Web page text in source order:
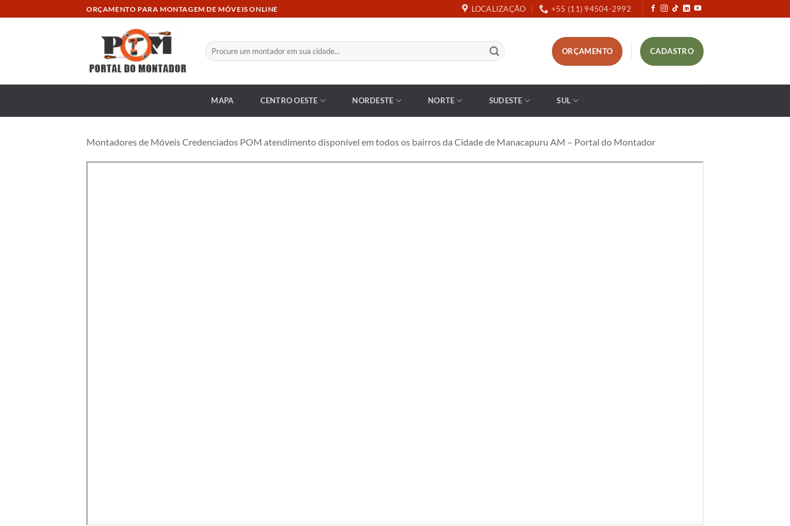
to
ORÇAMENTO PARA MONTAGEM DE MÓVEIS ONLINE LOCALIZAÇÃO +55 (11) 94504-2992
Pesquisar
por:
ORÇAMENTO CADASTRO
MAPA CENTRO OESTE NORDESTE NORTE SUDESTE SUL
Montadores de Móveis Credenciados POM atendimento disponível em todos os bairros da Cidade de Manacapuru AM – Portal do Montador